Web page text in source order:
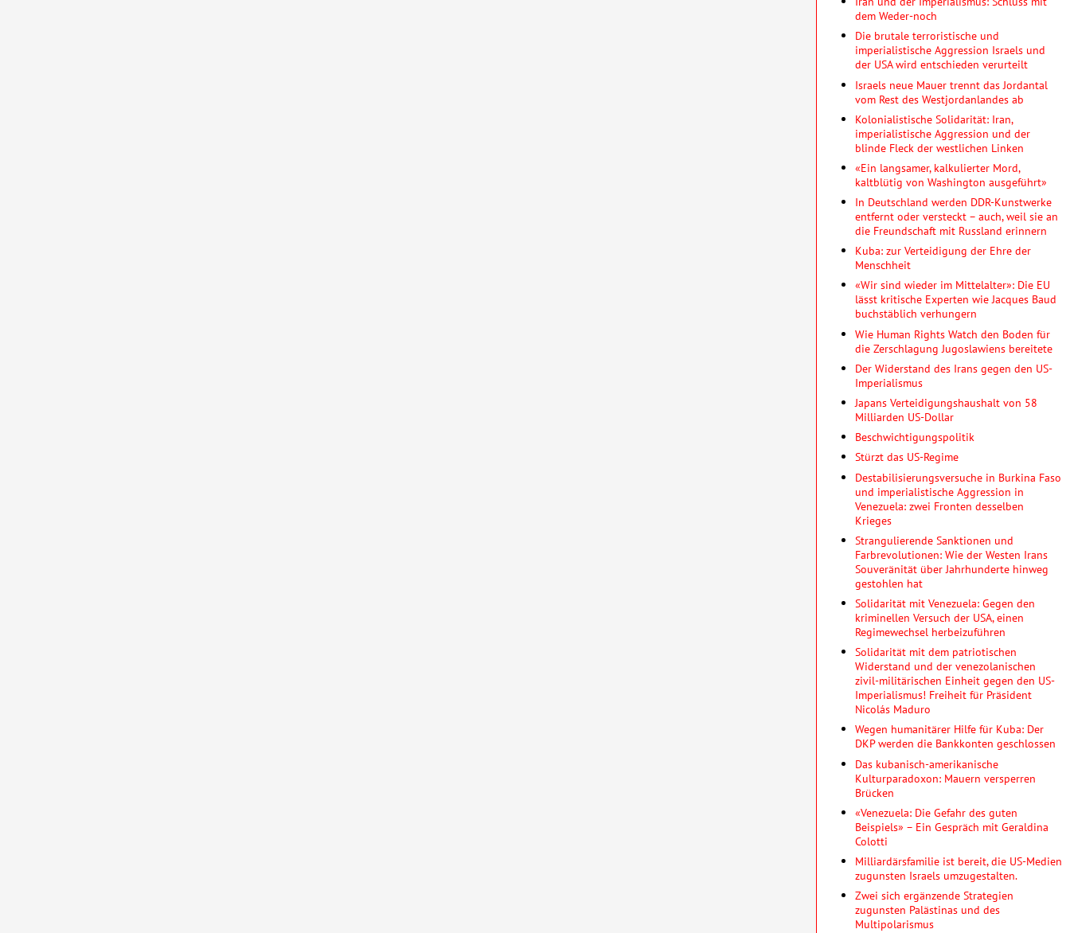
dem Weder-noch
Die brutale terroristische und
imperialistische Aggression Israels und
der USA wird entschieden verurteilt
Israels neue Mauer trennt das Jordantal
vom Rest des Westjordanlandes ab
Kolonialistische Solidarität: Iran,
imperialistische Aggression und der
blinde Fleck der westlichen Linken
«Ein langsamer, kalkulierter Mord,
kaltblütig von Washington ausgeführt»
In Deutschland werden DDR-Kunstwerke
entfernt oder versteckt – auch, weil sie an
die Freundschaft mit Russland erinnern
Kuba: zur Verteidigung der Ehre der
Menschheit
«Wir sind wieder im Mittelalter»: Die EU
lässt kritische Experten wie Jacques Baud
buchstäblich verhungern
Wie Human Rights Watch den Boden für
die Zerschlagung Jugoslawiens bereitete
Der Widerstand des Irans gegen den US-
Imperialismus
Japans Verteidigungshaushalt von 58
Milliarden US-Dollar
Beschwichtigungspolitik
Stürzt das US-Regime
Destabilisierungsversuche in Burkina Faso
und imperialistische Aggression in
Venezuela: zwei Fronten desselben
Krieges
Strangulierende Sanktionen und
Farbrevolutionen: Wie der Westen Irans
Souveränität über Jahrhunderte hinweg
gestohlen hat
Solidarität mit Venezuela: Gegen den
kriminellen Versuch der USA, einen
Regimewechsel herbeizuführen
Solidarität mit dem patriotischen
Widerstand und der venezolanischen
zivil-militärischen Einheit gegen den US-
Imperialismus! Freiheit für Präsident
Nicolás Maduro
Wegen humanitärer Hilfe für Kuba: Der
DKP werden die Bankkonten geschlossen
Das kubanisch-amerikanische
Kulturparadoxon: Mauern versperren
Brücken
«Venezuela: Die Gefahr des guten
Beispiels» – Ein Gespräch mit Geraldina
Colotti
Milliardärsfamilie ist bereit, die US-Medien
zugunsten Israels umzugestalten.
Zwei sich ergänzende Strategien
zugunsten Palästinas und des
Multipolarismus